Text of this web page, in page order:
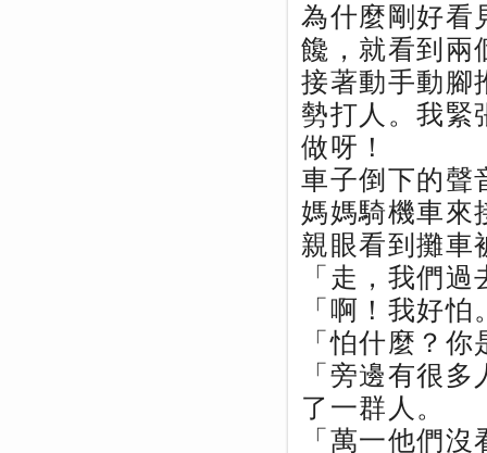
為什麼剛好看
饞，就看到兩
接著動手動腳
勢打人。我緊
做呀！
車子倒下的聲
媽媽騎機車來
親眼看到攤車
「走，我們
「啊！我好怕
「怕什麼？
「旁邊有很
了一群人。
「萬一他們